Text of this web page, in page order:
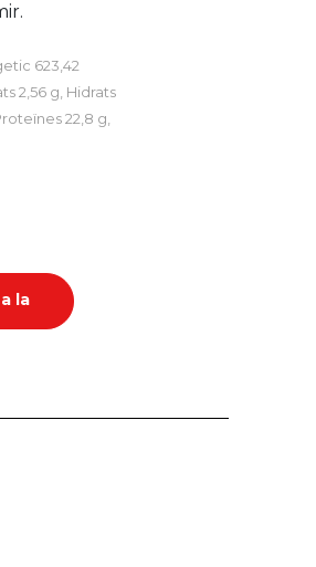
623,42
2,56 g, Hidrats
22,8 g,
la